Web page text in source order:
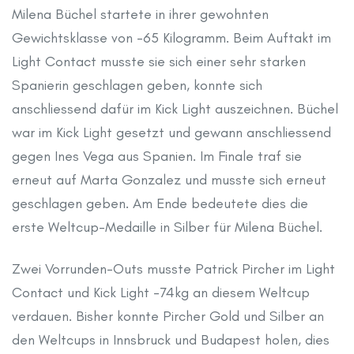
Milena Büchel startete in ihrer gewohnten
Gewichtsklasse von -65 Kilogramm. Beim Auftakt im
Light Contact musste sie sich einer sehr starken
Spanierin geschlagen geben, konnte sich
anschliessend dafür im Kick Light auszeichnen. Büchel
war im Kick Light gesetzt und gewann anschliessend
gegen Ines Vega aus Spanien. Im Finale traf sie
erneut auf Marta Gonzalez und musste sich erneut
geschlagen geben. Am Ende bedeutete dies die
erste Weltcup-Medaille in Silber für Milena Büchel.
Zwei Vorrunden-Outs musste Patrick Pircher im Light
Contact und Kick Light -74kg an diesem Weltcup
verdauen. Bisher konnte Pircher Gold und Silber an
den Weltcups in Innsbruck und Budapest holen, dies